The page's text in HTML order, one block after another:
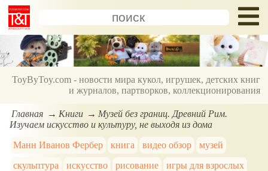
ToyByToy.com - новости мира кукол, игрушек, детских книг
и журналов, партворков, коллекционирования
Главная Книги
Музей без границ. Древний Рим.
Изучаем искусство и культуру, не выходя из дома
Манн Иванов Фербер
книга видео обзор
музей
скульптура
искусство рисование
игры для взрослых